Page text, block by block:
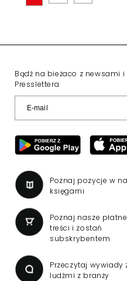
Bądź na bieżaco z newsami
Presslettera
Poznaj pozycje w
księgarni
Poznaj nasze płatne
treści i zostań
subskrybentem
Przeczytaj wywiady
ludźmi z branży